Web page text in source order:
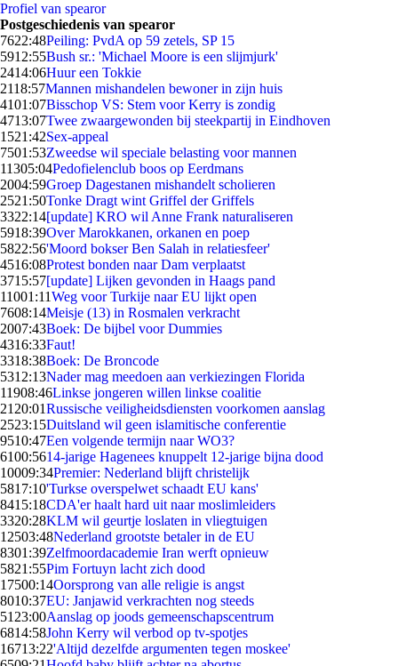
Profiel van spearor
Postgeschiedenis van spearor
7622:48Peiling: PvdA op 59 zetels, SP 15
5912:55Bush sr.: 'Michael Moore is een slijmjurk'
2414:06Huur een Tokkie
2118:57Mannen mishandelen bewoner in zijn huis
4101:07Bisschop VS: Stem voor Kerry is zondig
4713:07Twee zwaargewonden bij steekpartij in Eindhoven
1521:42Sex-appeal
7501:53Zweedse wil speciale belasting voor mannen
11305:04Pedofielenclub boos op Eerdmans
2004:59Groep Dagestanen mishandelt scholieren
2521:50Tonke Dragt wint Griffel der Griffels
3322:14[update] KRO wil Anne Frank naturaliseren
5918:39Over Marokkanen, orkanen en poep
5822:56'Moord bokser Ben Salah in relatiesfeer'
4516:08Protest bonden naar Dam verplaatst
3715:57[update] Lijken gevonden in Haags pand
11001:11Weg voor Turkije naar EU lijkt open
7608:14Meisje (13) in Rosmalen verkracht
2007:43Boek: De bijbel voor Dummies
4316:33Faut!
3318:38Boek: De Broncode
5312:13Nader mag meedoen aan verkiezingen Florida
11908:46Linkse jongeren willen linkse coalitie
21 20:01Russische veiligheidsdiensten voorkomen aanslag
2523:15Duitsland wil geen islamitische conferentie
9510:47Een volgende termijn naar WO3?
6100:5614-jarige Hagenees knuppelt 12-jarige bijna dood
10009:34Premier: Nederland blijft christelijk
5817:10'Turkse overspelwet schaadt EU kans'
8415:18CDA'er haalt hard uit naar moslimleiders
3320:28KLM wil geurtje loslaten in vliegtuigen
12503:48Nederland grootste betaler in de EU
8301:39Zelfmoordacademie Iran werft opnieuw
5821:55Pim Fortuyn lacht zich dood
17500:14Oorsprong van alle religie is angst
8010:37EU: Janjawid verkrachten nog steeds
51 23:00Aanslag op joods gemeenschapscentrum
6814:58John Kerry wil verbod op tv-spotjes
16713:22'Altijd dezelfde argumenten tegen moskee'